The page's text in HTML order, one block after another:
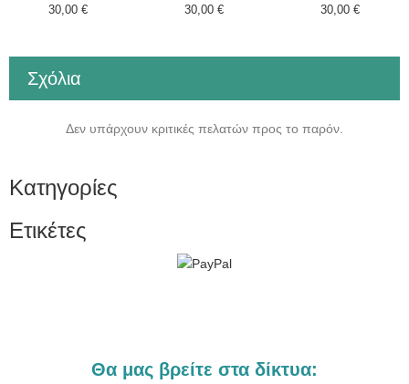
30,00 € 30,00 € 30,00 €
Σχόλια
Δεν υπάρχουν κριτικές πελατών προς το παρόν.
Κατηγορίες
Ετικέτες
Θα μας βρείτε στα δίκτυα: